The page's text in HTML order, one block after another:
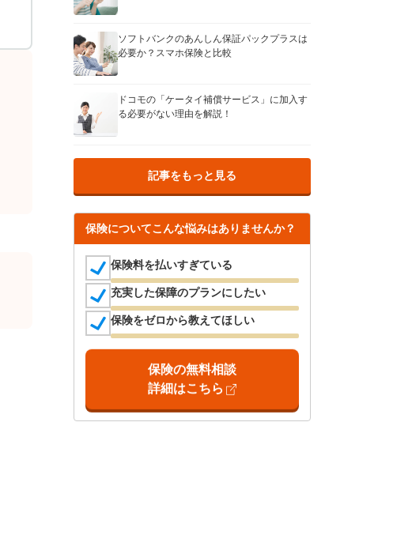
ソフトバンクのあんしん保証パックプラスは
必要か？スマホ保険と比較
ドコモの「ケータイ補償サービス」に加入す
る必要がない理由を解説！
記事をもっと見る
保険についてこんな悩みはありませんか？
保険料を払いすぎている
充実した保障のプランにしたい
保険をゼロから教えてほしい
保険の無料相談
詳細はこちら